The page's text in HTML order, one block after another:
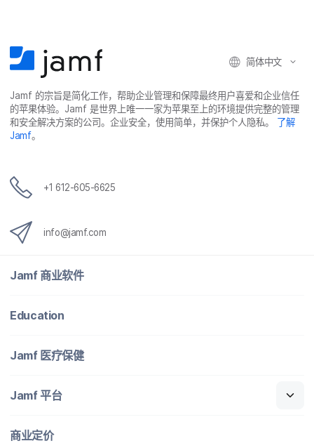
简体​中文
Jamf 的​宗旨​是​简化​工作，​帮助​企业​管理​和​保障​最​终​用​户​喜爱​和​企业​信任​
的​苹果​体验。 Jamf是​世界​上​唯​一​一​家​为​苹果​至​上​的​环境​提供​完整​的​管理​
和​安全​解决​方案​的​公司。​企业​安全，​使用​简单，​并​保护​个​人​隐私。
了解
Jamf。
+1 612-605-6625
info@jamf.com
Jamf 商业​软件
Education
Jamf 医​疗​保健
Jamf平台
商业定​价